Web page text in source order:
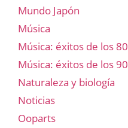
Mundo Japón
Música
Música: éxitos de los 80
Música: éxitos de los 90
Naturaleza y biología
Noticias
Ooparts